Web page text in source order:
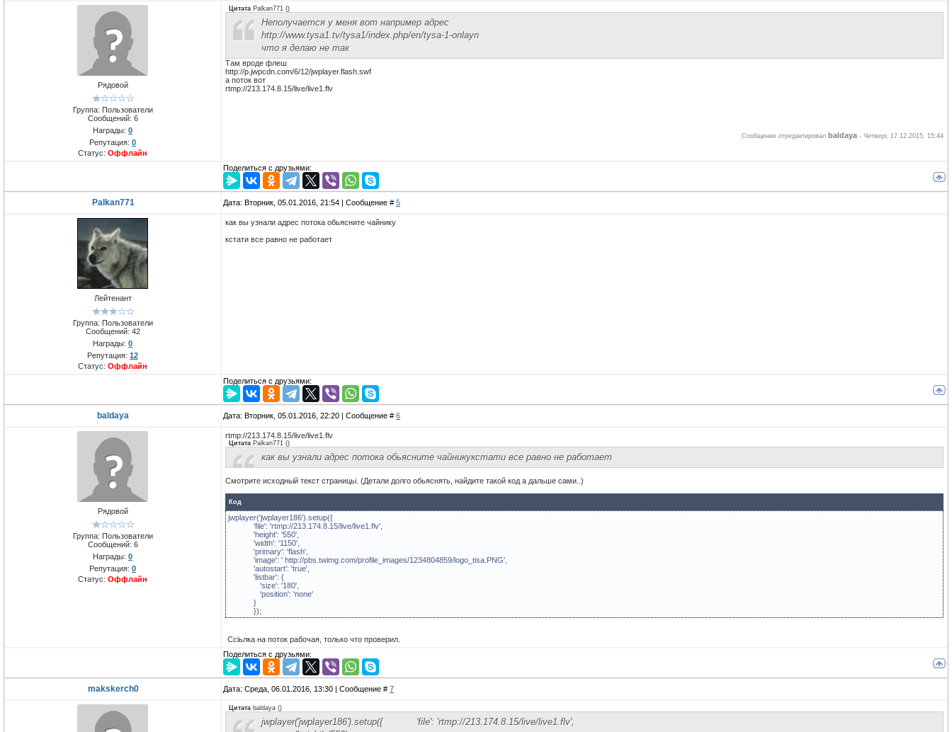
Рядовой
Группа: Пользователи
Сообщений: 6
Награды: 0
Репутация: 0
Статус: Оффлайн
Цитата Palkan771 ()
Неполучается у меня вот например адрес
http://www.tysa1.tv/tysa1/index.php/en/tysa-1-onlayn
что я делаю не так
Там вроде флеш
http://p.jwpcdn.com/6/12/jwplayer.flash.swf
а поток вот
rtmp://213.174.8.15/live/live1.flv
Сообщение отредактировал baldaya - Четверг, 17.12.2015, 15:44
Поделиться с друзьями:
Palkan771 Дата: Вторник, 05.01.2016, 21:54 | Сообщение # 5
Лейтенант
Группа: Пользователи
Сообщений: 42
Награды: 0
Репутация: 12
Статус: Оффлайн
как вы узнали адрес потока обьясните чайнику
кстати все равно не работает
Поделиться с друзьями:
baldaya Дата: Вторник, 05.01.2016, 22:20 | Сообщение # 6
Рядовой
Группа: Пользователи
Сообщений: 6
Награды: 0
Репутация: 0
Статус: Оффлайн
rtmp://213.174.8.15/live/live1.flv
Цитата Palkan771 ()
как вы узнали адрес потока обьясните чайникукстати все равно не работает
Смотрите исходньій текст страницьі. (Детали долго обьяснять, найдите такой код а дальше сами..)
Код
jwplayer('jwplayer186').setup({
'file': 'rtmp://213.174.8.15/live/live1.flv',
'height': '550',
'width': '1150',
'primary': 'flash',
'image': ' http://pbs.twimg.com/profile_images/1234804859/logo_tisa.PNG',
'autostart': 'true',
'listbar': {
'size': '180',
'position': 'none'
}
});
Ссіьлка на поток рабочая, только что проверил.
Поделиться с друзьями:
makskerch0 Дата: Среда, 06.01.2016, 13:30 | Сообщение # 7
Цитата baldaya ()
jwplayer('jwplayer186').setup({ 'file': 'rtmp://213.174.8.15/live/live1.flv',